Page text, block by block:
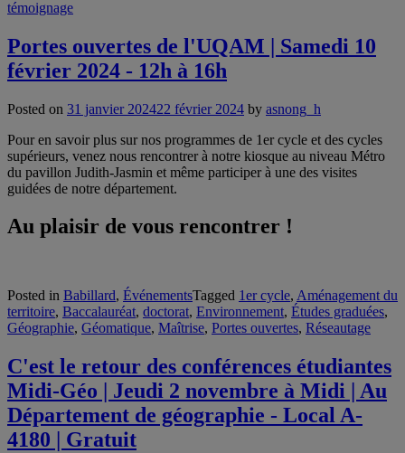
témoignage
Portes ouvertes de l'UQAM | Samedi 10
février 2024 - 12h à 16h
Posted on 31 janvier 202422 février 2024 by asnong_h
Pour en savoir plus sur nos programmes de 1er cycle et des cycles
supérieurs, venez nous rencontrer à notre kiosque au niveau Métro
du pavillon Judith-Jasmin et même participer à une des visites
guidées de notre département.
Au plaisir de vous rencontrer !
Posted in Babillard, ÉvénementsTagged 1er cycle, Aménagement du
territoire, Baccalauréat, doctorat, Environnement, Études graduées,
Géographie, Géomatique, Maîtrise, Portes ouvertes, Réseautage
C'est le retour des conférences étudiantes
Midi-Géo | Jeudi 2 novembre à Midi | Au
Département de géographie - Local A-
4180 | Gratuit